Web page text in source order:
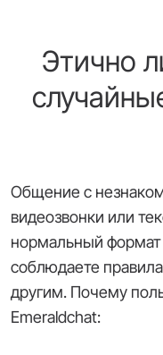
Этично
Общение с
видеозвонки или
нормальный
соблюдаете
другим. Почему
Emeraldchat: